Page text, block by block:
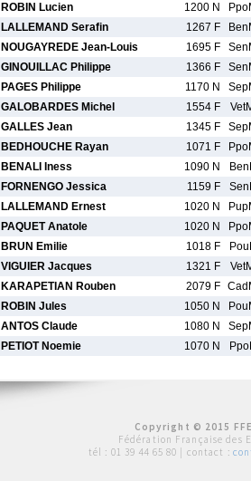
ROBIN Lucien 1200 N
LALLEMAND Serafin 1267 F
NOUGAYREDE Jean-Louis 1695 F
GINOUILLAC Philippe 1366 F
PAGES Philippe 1170 N
GALOBARDES Michel 1554 F
GALLES Jean 1345 F
BEDHOUCHE Rayan 1071 F
BENALI Iness 1090 N
FORNENGO Jessica 1159 F
LALLEMAND Ernest 1020 N
PAQUET Anatole 1020 N
BRUN Emilie 1018 F
VIGUIER Jacques 1321 F
KARAPETIAN Rouben 2079 F
ROBIN Jules 1050 N
ANTOS Claude 1080 N
PETIOT Noemie 1070 N
Copyright © 2015
Fédération Française des
tél : 01 39 44 65 80 | contact :